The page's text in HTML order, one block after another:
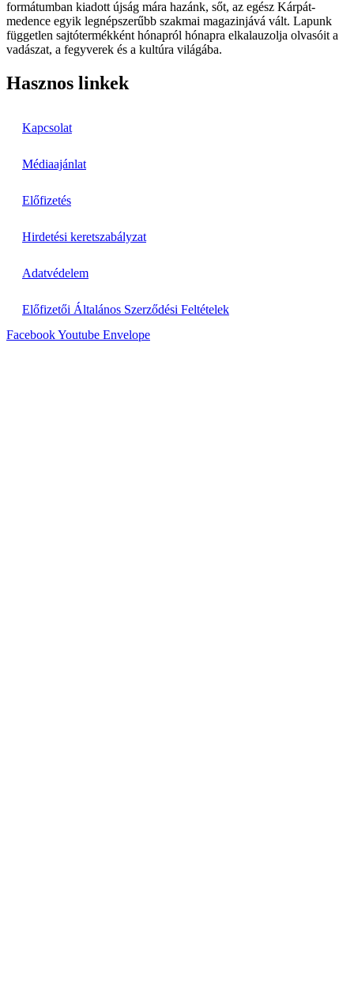
formátumban kiadott újság mára hazánk, sőt, az egész Kárpát-
medence egyik legnépszerűbb szakmai magazinjává vált. Lapunk
független sajtótermékként hónapról hónapra elkalauzolja olvasóit a
vadászat, a fegyverek és a kultúra világába.
Hasznos linkek
Kapcsolat
Médiaajánlat
Előfizetés
Hirdetési keretszabályzat
Adatvédelem
Előfizetői Általános Szerződési Feltételek
FacebookYoutube Envelope